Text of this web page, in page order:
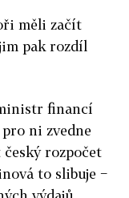
měli začít
pak rozdíl
financí
pro ni zvedne
český rozpočet
to slibuje −